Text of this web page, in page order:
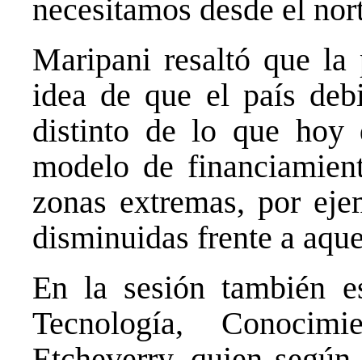
necesitamos desde el
Maripani resaltó que la
idea de que el país
distinto de lo que hoy
modelo de
zonas extremas, por
disminuidas frente a
En la sesión también
Tecnología,